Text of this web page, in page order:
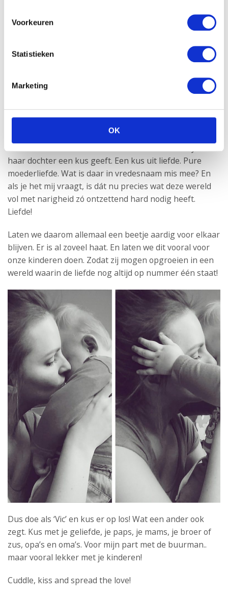
Voorkeuren
Statistieken
Marketing
OK
In eerste instantie moest ik heel hard lachen om deze
hele ophef, omdat het gewoon te belachelijk voor
woorden is. Maar tegelijkertijd wekte het heel veel
woede bij me op. Want volgens mij zijn er momenteel
genoeg zaken gaande waar we ons beter druk om
haar dochter een kus geeft. Een kus uit liefde. Pure
moederliefde. Wat is daar in vredesnaam mis mee? En
als je het mij vraagt, is dát nu precies wat deze wereld
vol met narigheid zó ontzettend hard nodig heeft.
Liefde!
Laten we daarom allemaal een beetje aardig voor elkaar
blijven. Er is al zoveel haat. En laten we dit vooral voor
onze kinderen doen. Zodat zij mogen opgroeien in een
wereld waarin de liefde nog altijd op nummer één staat!
Dus doe als ‘Vic’ en kus er op los! Wat een ander ook
zegt. Kus met je geliefde, je paps, je mams, je broer of
zus, opa’s en oma’s. Voor mijn part met de buurman..
maar vooral lekker met je kinderen!
Cuddle, kiss and spread the love!